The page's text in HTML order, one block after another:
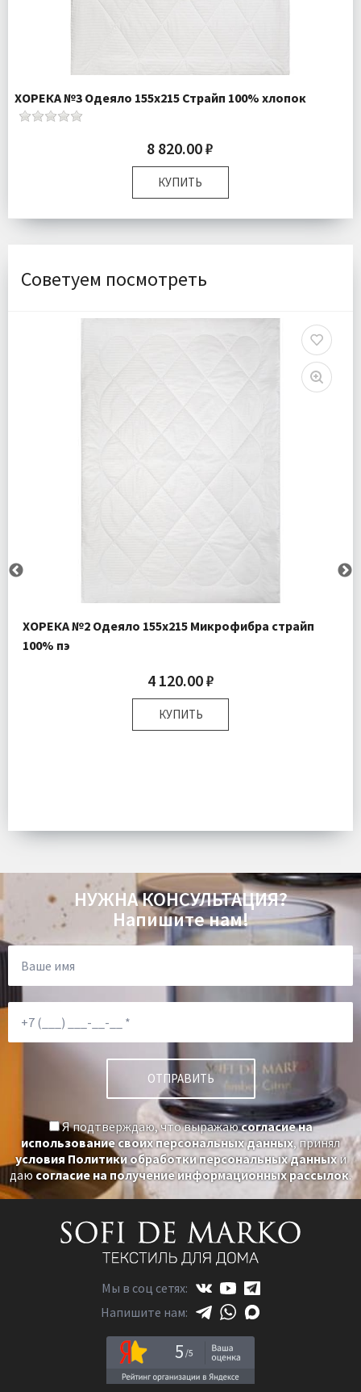
ХОРЕКА №3 Одеяло 155х215 Страйп 100% хлопок
8 820.00 ₽
КУПИТЬ
Размер:
155х215 см
Комплектация:
Ткань:
Советуем посмотреть
ХОРЕКА №2 Одеяло 155х215 Микрофибра страйп
100% пэ
4 120.00 ₽
КУПИТЬ
Доставка:
Подробнее
НУЖНА КОНСУЛЬТАЦИЯ?
Напишите нам!
Я подтверждаю, что выражаюсогласие на
использование своих персональных данных, принял
условия Политики обработки персональных данныхи
даюсогласие на получение информационных рассылок.
Мы в соц сетях:
Напишите нам:
5